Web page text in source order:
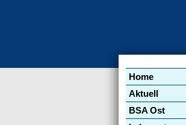
Navigation
überspringen
Home
Aktuell
BSA Ost